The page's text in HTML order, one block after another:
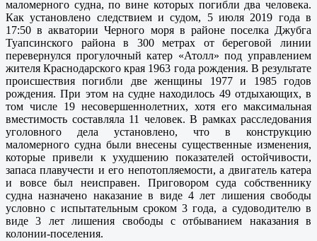
маломерного судна, по вине которых погибли два человека.
Как установлено следствием и судом, 5 июля 2019 года в
17:50 в акватории Черного моря в районе поселка Джубга
Туапсинского района в 300 метрах от береговой линии
перевернулся прогулочный катер «Атолл» под управлением
жителя Краснодарского края 1963 года рождения. В результате
происшествия погибли две женщины 1977 и 1985 годов
рождения. При этом на судне находилось 49 отдыхающих, в
том числе 19 несовершеннолетних, хотя его максимальная
вместимость составляла 11 человек. В рамках расследования
уголовного дела установлено, что в конструкцию
маломерного судна были внесены существенные изменения,
которые привели к ухудшению показателей остойчивости,
запаса плавучести и его непотопляемости, а двигатель катера
и вовсе был неисправен. Приговором суда собственнику
судна назначено наказание в виде 4 лет лишения свободы
условно с испытательным сроком 3 года, а судоводителю в
виде 3 лет лишения свободы с отбыванием наказания в
колонии-поселения.